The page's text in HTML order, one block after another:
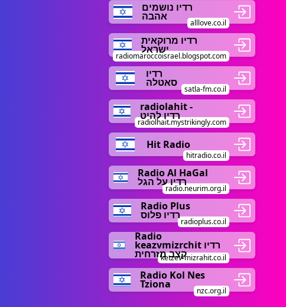
רדיו נושמים
אהבה
alllove.co.il
רדיו מרוקאית
ישראל
radiomaroccoisrael.blogspot.com
רדיו
סאטלה
satla-fm.co.il
radiolahit -
רדיו להיט
radiolhait.mystrikingly.com
Hit Radio
hitradio.co.il
Radio Al HaGal
רדיו על הגל
radio.neurim.org.il
Radio Plus
רדיו פלוס
radioplus.co.il
Radio
keazvmizrchit רדיו
קצב מזרחיתketzev-mizrahit.co.il
Radio Kol Nes
Tziona
nzc.org.il